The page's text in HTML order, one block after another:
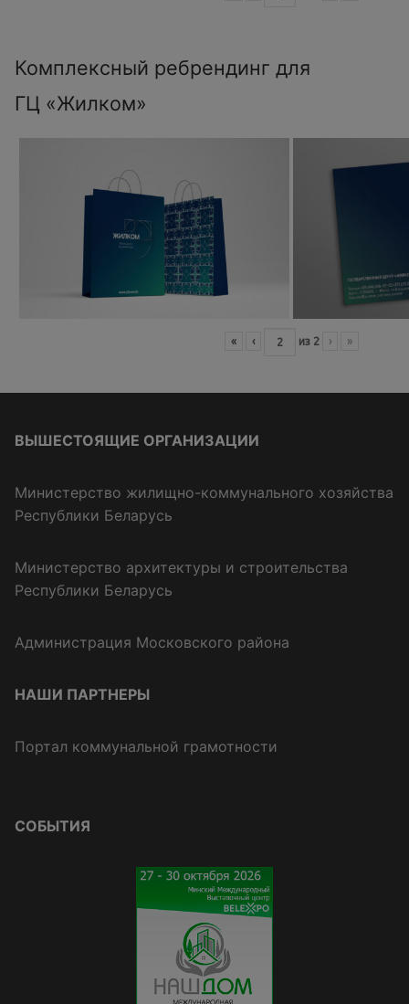
Комплексный ребрендинг для
ГЦ «Жилком»
« ‹ из 2 › »
ВЫШЕСТОЯЩИЕ ОРГАНИЗАЦИИ
Министерство жилищно-коммунального хозяйства
Республики Беларусь
Министерство архитектуры и строительства
Республики Беларусь
Администрация Московского района
НАШИ ПАРТНЕРЫ
Портал коммунальной грамотности
СОБЫТИЯ